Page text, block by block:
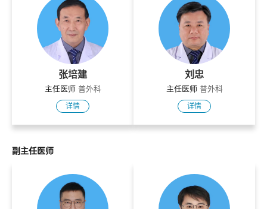
张培建
主任医师普外科
详情
刘忠
主任医师普外科
详情
副主任医师